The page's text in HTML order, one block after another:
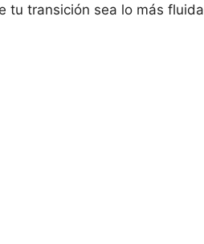
tu transición sea lo más fluida